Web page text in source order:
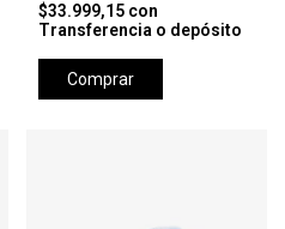
$33.999,15 con
Transferencia o depósito
Comprar